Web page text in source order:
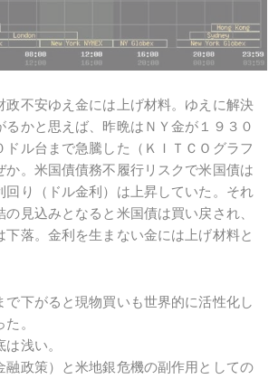
政不安ゆえ金には上げ材料。ゆえに解決
るかと思えば、昨晩はＮＹ金が１９３０
ドル台まで急騰した（ＫＩＴＣＯグラフ
か。米国債債務不履行リスクで米国債は
回り（ドル金利）は上昇していた。それ
見込みとなると米国債は買い戻され、
下落。金利を生まない金には上げ材料と
で下がると現物買いも世界的に活性化し
。
浅い。
融政策）と米地銀危機の副作用としての